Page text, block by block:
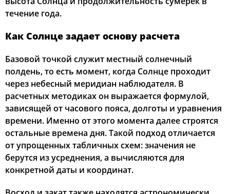
23, Вс 02:57 05:15 12:31 16:25 19:46 21:51
26, Ср 03:07 05:21 12:30 16:21 19:39 21:40
27, Чт 03:11 05:23 12:30 16:19 19:36 21:37
28, Пт 03:14 05:25 12:30 16:18 19:33 21:33
29, Сб 03:17 05:27 12:29 16:16 19:31
30, Вс 03:20 05:28 12:29
31, Пн 03:23 05:30 12:29 16:13 19:26 21:23
течение года.
Как Солнце задает основу расчета
Базовой точкой служит местный солнечный
полдень, то есть момент, когда Солнце проходит
через небесный меридиан наблюдателя. В
расчетных методиках он выражается формулой,
зависящей от часового пояса, долготы и уравнения
времени. Именно от этого момента далее строятся
остальные времена дня. Такой подход отличается
от упрощенных табличных схем: значения не
берутся из усреднения, а вычисляются для
конкретной даты и координат.